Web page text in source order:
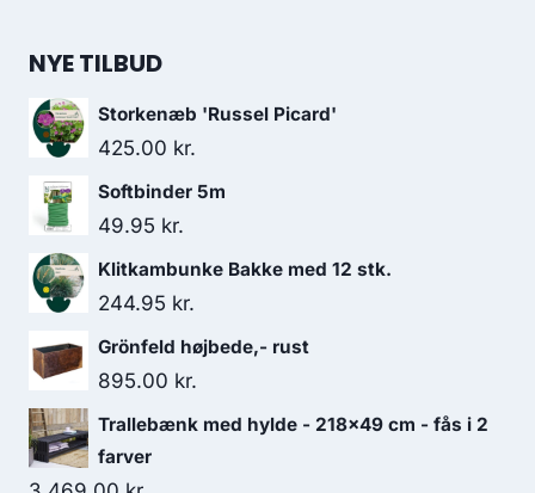
NYE TILBUD
Storkenæb 'Russel Picard'
425.00 kr.
Softbinder 5m
49.95 kr.
Klitkambunke Bakke med 12 stk.
244.95 kr.
Grönfeld højbede,- rust
895.00 kr.
Trallebænk med hylde - 218x49 cm - fås i 2
farver